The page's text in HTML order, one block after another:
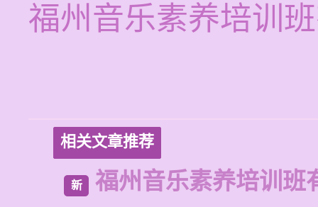
福州音乐素养培训
相关文章推荐
新 福州音乐素养培训班